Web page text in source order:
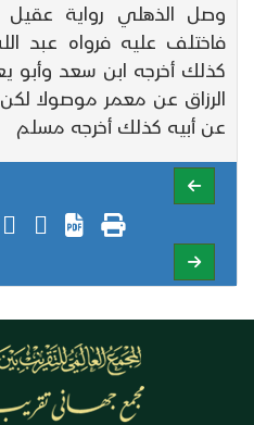
وصل الذهلي رواية عقيل
فاختلف عليه فرواه عبد
كذلك أخرجه ابن سعد وأبو
الرزاق عن معمر موصولا
عن أبيه كذلك أخرجه مسلم